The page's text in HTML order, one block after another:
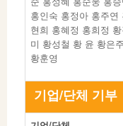
홍인숙 홍정아 홍주
현희 홍혜정 홍희정
미 황성철 황 윤 황은
황훈영
기업/단체 기